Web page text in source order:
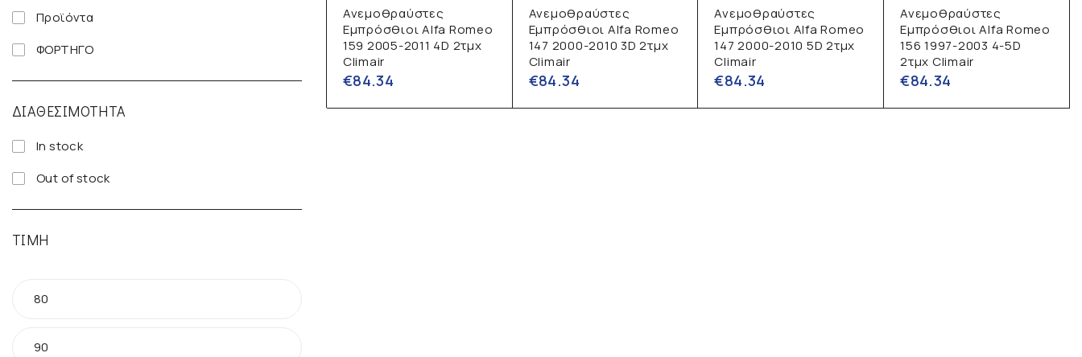
Προϊόντα
ΦΟΡΤΗΓΟ
ΔΙΑΘΕΣΙΜΌΤΗΤΑ
In stock
Out of stock
ΤΙΜΉ
Ανεμοθραύστες
Εμπρόσθιοι Alfa Romeo
159 2005-2011 4D 2τμχ
Climair
€84.34
Ανεμοθραύστες
Εμπρόσθιοι Alfa Romeo
147 2000-2010 3D 2τμχ
Climair
€84.34
Ανεμοθραύστες
Εμπρόσθιοι Alfa Romeo
147 2000-2010 5D 2τμχ
Climair
€84.34
Ανεμοθραύστες
Εμπρόσθιοι Alfa Romeo
156 1997-2003 4-5D
2τμχ Climair
€84.34